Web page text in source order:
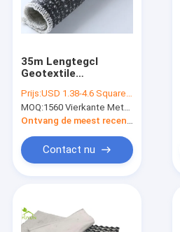
Producten
35m Lengtegcl
Geotextile
Prijs:USD 1.38-4.6 Square Meter
MOQ:1560 Vierkante Meters
Ontvang de meest recente Prijs
Contact nu